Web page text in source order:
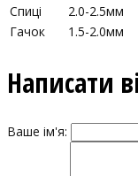
Спиці
2.0-2.5мм
Гачок
1.5-2.0мм
Написати
Ваше ім'я: